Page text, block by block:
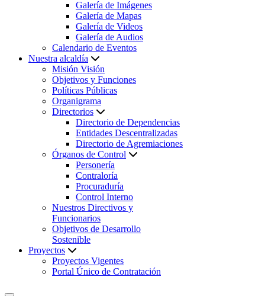
Galería de Imágenes
Galería de Mapas
Galería de Videos
Galería de Audios
Calendario de Eventos
Nuestra alcaldía
Misión Visión
Objetivos y Funciones
Políticas Públicas
Organigrama
Directorios
Directorio de Dependencias
Entidades Descentralizadas
Directorio de Agremiaciones
Órganos de Control
Personería
Contraloría
Procuraduría
Control Interno
Nuestros Directivos y
Funcionarios
Objetivos de Desarrollo
Sostenible
Proyectos
Proyectos Vigentes
Portal Único de Contratación